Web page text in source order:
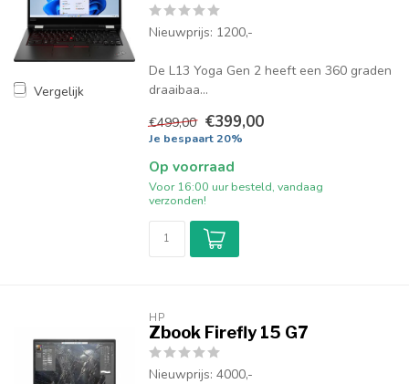
Vergelijk
Nieuwprijs: 1200,-
De L13 Yoga Gen 2 heeft een 360 graden
draaibaa...
€499,00 €399,00
Je bespaart 20%
Op voorraad
Voor 16:00 uur besteld, vandaag
verzonden!
HP
Zbook Firefly 15 G7
Nieuwprijs: 4000,-